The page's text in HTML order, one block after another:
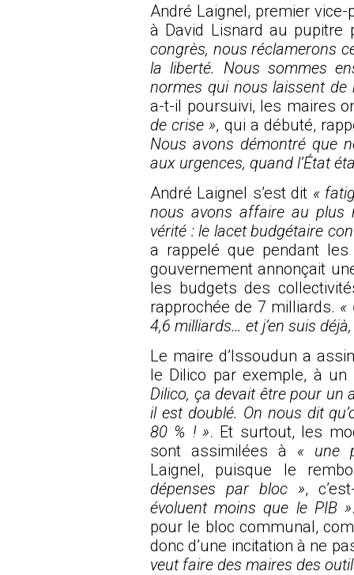
André Laignel, premier vice-
à David Lisnard au
congrès, nous réclamerons
la liberté. Nous sommes
normes qui nous laissent
a-t-il poursuivi, les maires
de crise », qui a débuté,
Nous avons démontré que
aux urgences, quand l’État
André Laignel s’est dit «
nous avons affaire au plus
vérité : le lacet budgétaire
a rappelé que pendant
gouvernement annonçait
les budgets des
rapprochée de 7 milliards. «
4,6 milliards… et j’en suis
Le maire d’Issoudun a
le Dilico par exemple, à un
Dilico, ça devait être pour un
il est doublé. On nous dit
80 % ! ». Et surtout, les
sont assimilées à « une
Laignel, puisque le
dépenses par bloc »,
évoluent moins que le PIB »
pour le bloc communal,
donc d’une incitation à ne
veut faire des maires des